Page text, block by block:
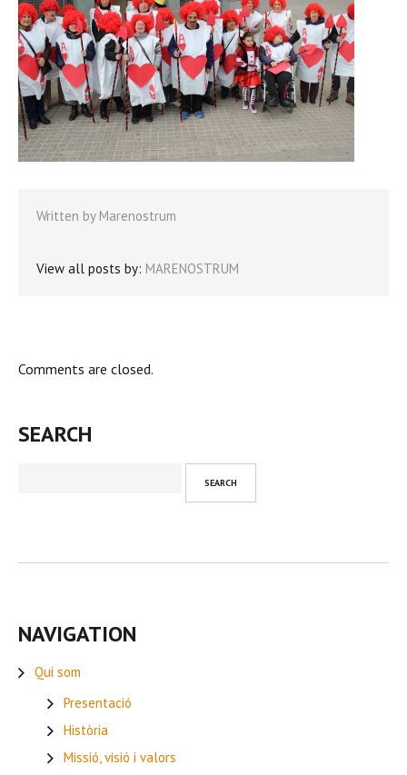
Written by Marenostrum
View all posts by: MARENOSTRUM
Comments are closed.
SEARCH
NAVIGATION
Qui som
Presentació
Història
Missió, visió i valors